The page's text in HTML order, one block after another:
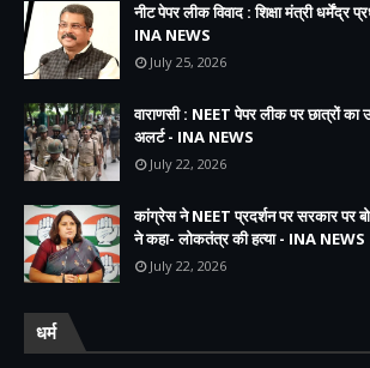
नीट पेपर लीक विवाद : शिक्षा मंत्री धर्मेंद्र
INA NEWS
July 25, 2026
वाराणसी : NEET पेपर लीक पर छात्रों का
अलर्ट - INA NEWS
July 22, 2026
कांग्रेस ने NEET प्रदर्शन पर सरकार पर
ने कहा- लोकतंत्र की हत्या - INA NEWS
July 22, 2026
धर्म